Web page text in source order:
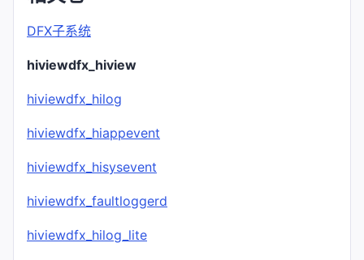
DFX子系统
hiviewdfx_hiview
hiviewdfx_hilog
hiviewdfx_hiappevent
hiviewdfx_hisysevent
hiviewdfx_faultloggerd
hiviewdfx_hilog_lite